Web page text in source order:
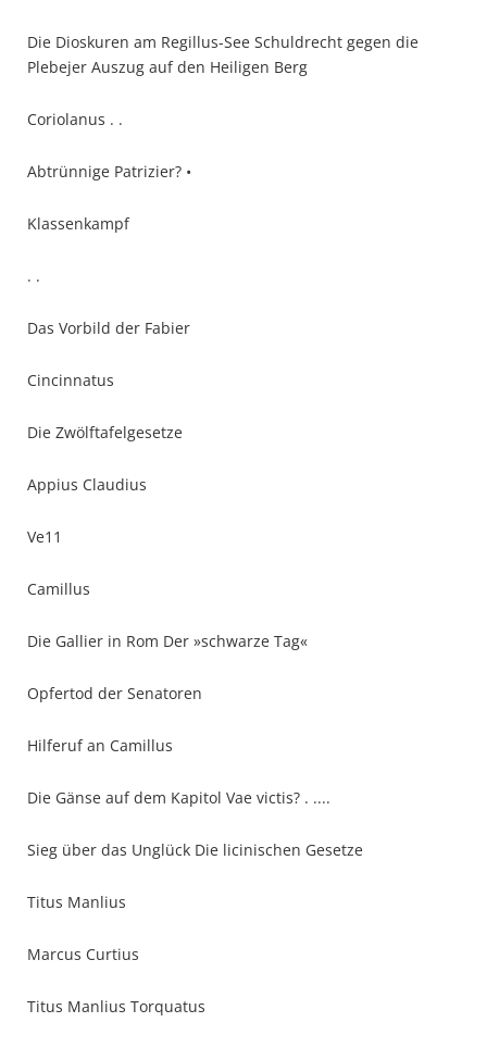
Die Dioskuren am Regillus-See Schuldrecht gegen die
Plebejer Auszug auf den Heiligen Berg
Coriolanus . .
Abtrünnige Patrizier? •
Klassenkampf
. .
Das Vorbild der Fabier
Cincinnatus
Die Zwölftafelgesetze
Appius Claudius
Ve11
Camillus
Die Gallier in Rom Der »schwarze Tag«
Opfertod der Senatoren
Hilferuf an Camillus
Die Gänse auf dem Kapitol Vae victis? . ....
Sieg über das Unglück Die licinischen Gesetze
Titus Manlius
Marcus Curtius
Titus Manlius Torquatus